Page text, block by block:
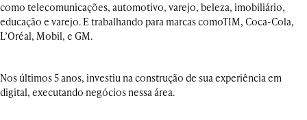
como telecomunicações, automotivo, varejo, beleza, imobiliário,
educação e varejo. E trabalhando para marcas comoTIM, Coca-Cola,
L’Oréal, Mobil, e GM.
Nos últimos 5 anos, investiu na construção de sua experiência em
digital, executando negócios nessa área.